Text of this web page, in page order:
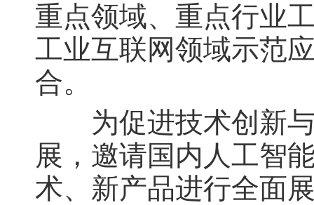
重点领域、重点行业
工业互联网领域示范
合。
为促进技术创新与
展，邀请国内人工智
术、新产品进行全面